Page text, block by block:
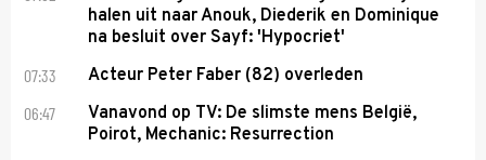
halen uit naar Anouk, Diederik en Dominique
na besluit over Sayf: 'Hypocriet'
07:33 Acteur Peter Faber (82) overleden
06:47
Vanavond op TV: De slimste mens België,
Poirot, Mechanic: Resurrection